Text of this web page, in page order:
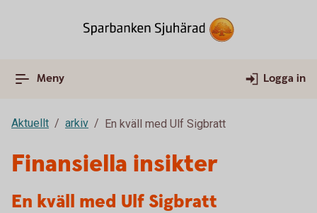
Meny Logga in
Aktuellt arkiv En kväll med Ulf Sigbratt
Finansiella insikter
En kväll med Ulf Sigbratt